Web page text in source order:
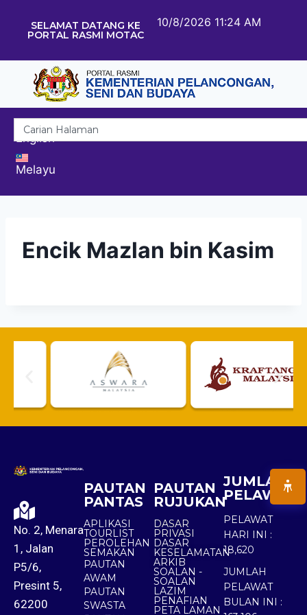
SELAMAT DATANG KE
PORTAL RASMI MOTAC
10/8/2026 11:24 AM
English
Melayu
Encik Mazlan bin Kasim
No. 2, Menara
1, Jalan
P5/6,
Presint 5,
62200
PAUTAN
PANTAS
APLIKASI
TOURLIST
PEROLEHAN
SEMAKAN
PAUTAN
AWAM
PAUTAN
SWASTA
PAUTAN
RUJUKAN
DASAR
PRIVASI
DASAR
KESELAMATAN
ARKIB
SOALAN -
SOALAN
LAZIM
PENAFIAN
PETA LAMAN
JUMLAH
PELAWAT
PELAWAT
HARI INI :
18,620
JUMLAH
PELAWAT
BULAN INI :